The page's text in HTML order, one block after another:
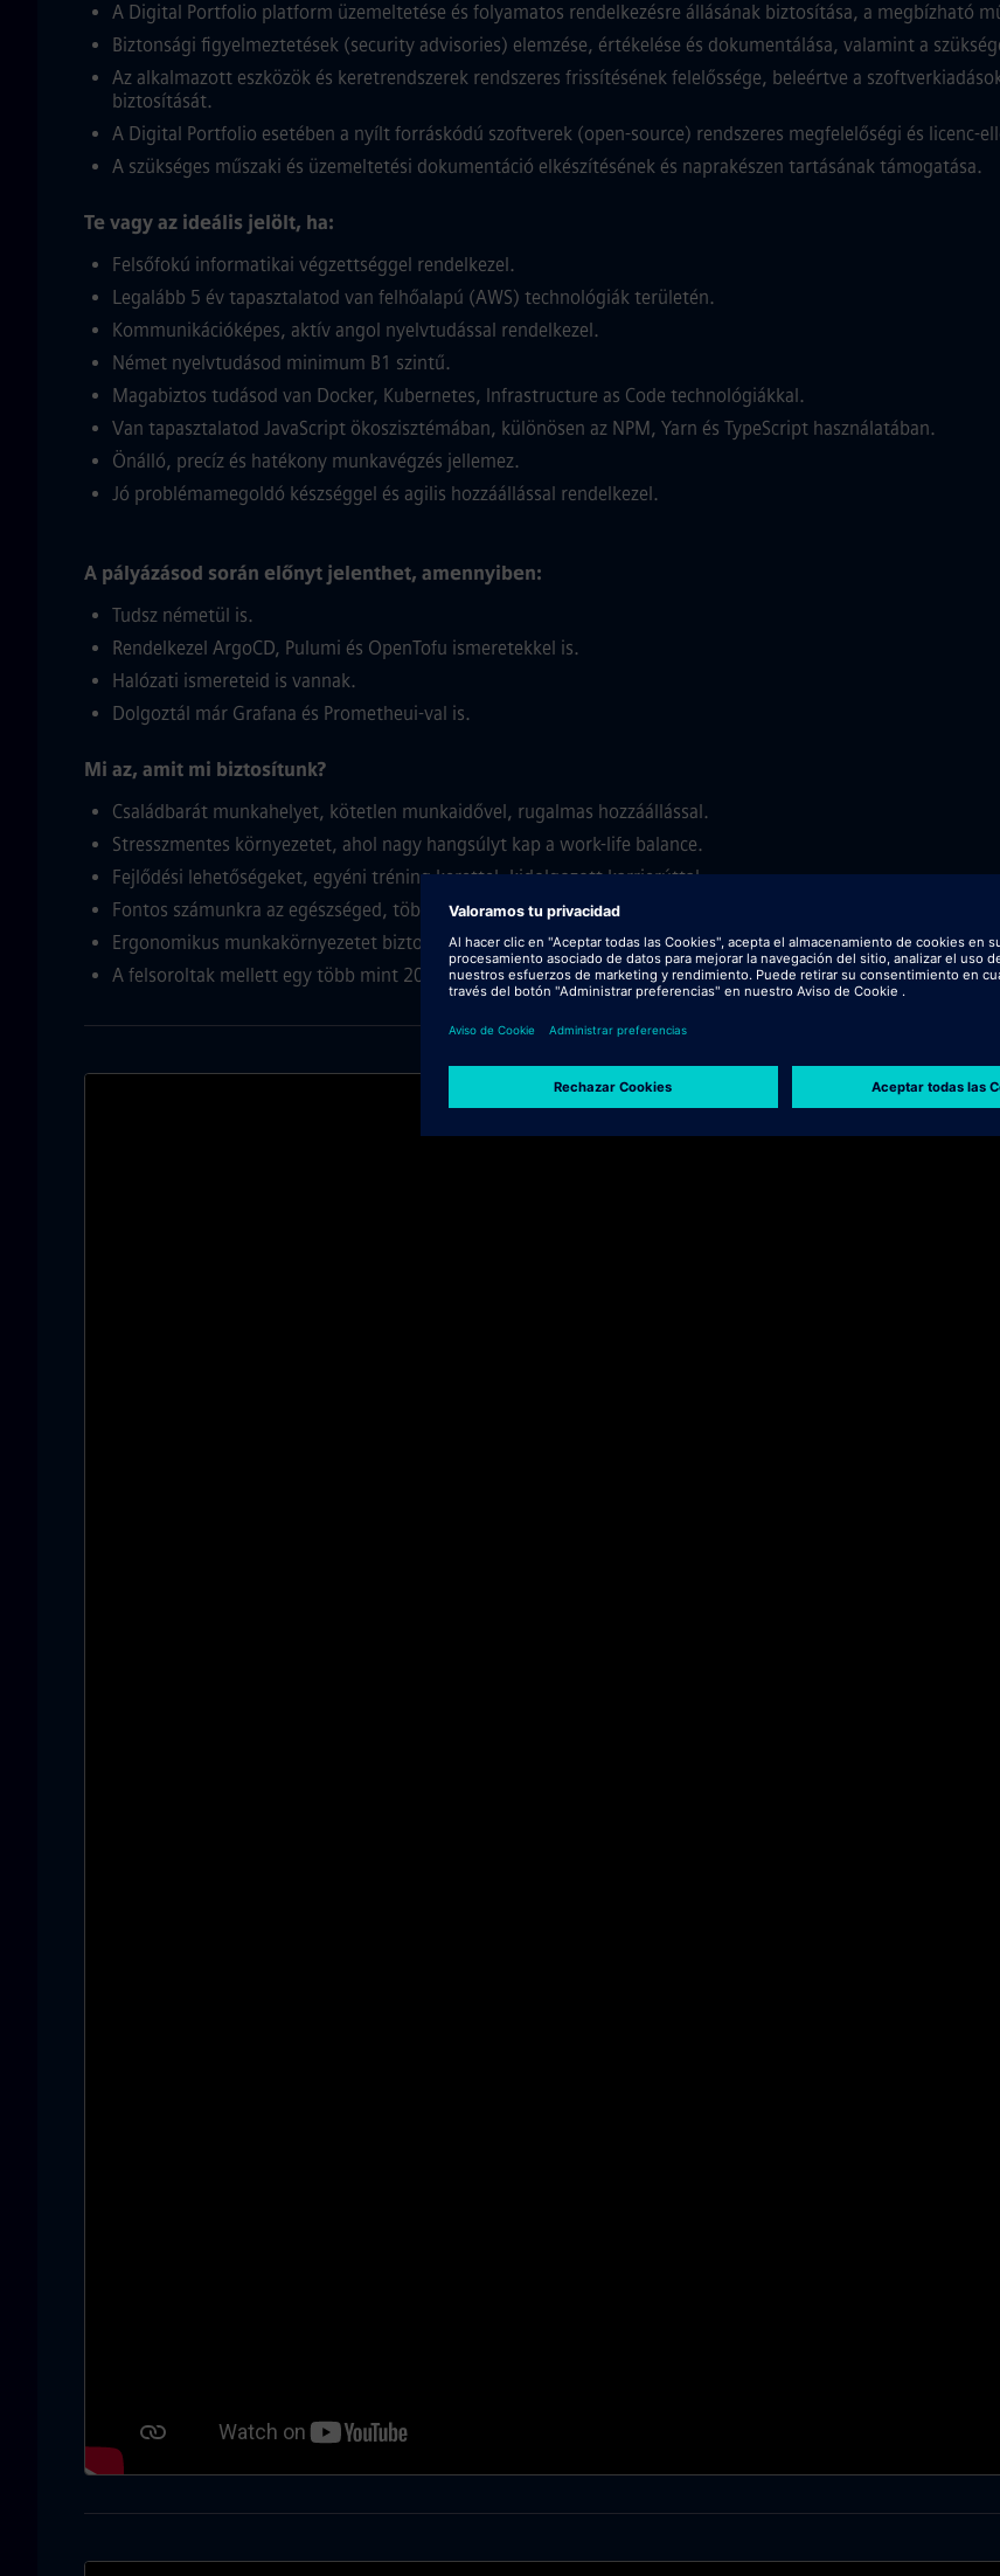
A Digital Portfolio platform üzemeltetése és folyamatos rendelkezésre állásának biztosítása, a megbízható
Biztonsági figyelmeztetések (security advisories) elemzése, értékelése és dokumentálása, valamint a
Az alkalmazott eszközök és keretrendszerek rendszeres frissítésének felelőssége, beleértve a
biztosítását.
A Digital Portfolio esetében a nyílt forráskódú szoftverek (open‑source) rendszeres megfelelőségi és
A szükséges műszaki és üzemeltetési dokumentáció elkészítésének és naprakészen tartásának támogatása.
Te vagy az ideális jelölt, ha:
Felsőfokú informatikai végzettséggel rendelkezel.
Legalább 5 év tapasztalatod van felhőalapú (AWS) technológiák területén.
Kommunikációképes, aktív angol nyelvtudással rendelkezel.
Német nyelvtudásod minimum B1 szintű.
Magabiztos tudásod van Docker, Kubernetes, Infrastructure as Code technológiákkal.
Van tapasztalatod JavaScript ökoszisztémában, különösen az NPM, Yarn és TypeScript használatában.
Önálló, precíz és hatékony munkavégzés jellemez.
Jó problémamegoldó készséggel és agilis hozzáállással rendelkezel.
A pályázásod során előnyt jelenthet, amennyiben:
Tudsz németül is.
Rendelkezel ArgoCD, Pulumi és OpenTofu ismeretekkel is.
Halózati ismereteid is vannak.
Dolgoztál már Grafana és Prometheui-val is.
Mi az, amit mi biztosítunk?
Családbarát munkahelyet, kötetlen munkaidővel, rugalmas hozzáállással.
Stresszmentes környezetet, ahol nagy hangsúlyt kap a work-life balance.
Fejlődési lehetőségeket, egyéni tréning kerettel, kidolgozott karrierúttal.
Fontos számunkra az egészséged, többek közt élet- és egészségbiztosítással óvunk.
Ergonomikus munkakörnyezetet biztosítunk számodra, ezzel is kényelmessé téve az irodai munkavégzést.
A felsoroltak mellett egy több mint 20 elemből álló béren kívüli juttatási csomaggal várunk.